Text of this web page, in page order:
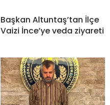
Başkan Altuntaş’tan İlçe
Vaizi İnce’ye veda ziyareti